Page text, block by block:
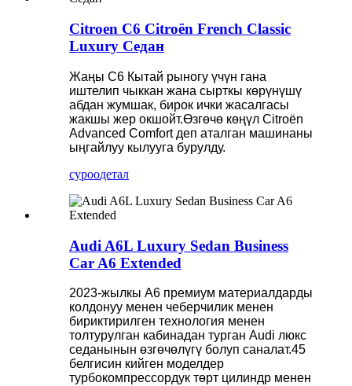
Citroen C6 Citroën French Classic
Luxury Седан
Жаңы C6 Кытай рыногу үчүн гана
иштелип чыккан жана сырткы көрүнүшү
абдан жумшак, бирок ички жасалгасы
жакшы жер окшойт.Өзгөчө көңүл Citroën
Advanced Comfort деп аталган машинаны
ыңгайлуу кылууга бурулду.
суроодетал
Audi A6L Luxury Sedan Business
Car A6 Extended
2023-жылкы A6 премиум материалдарды
колдонуу менен чеберчилик менен
бириктирилген технология менен
толтурулган кабинадан турган Audi люкс
седанынын өзгөчөлүгү болуп саналат.45
белгисин кийген моделдер
турбокомпрессордук төрт цилиндр менен